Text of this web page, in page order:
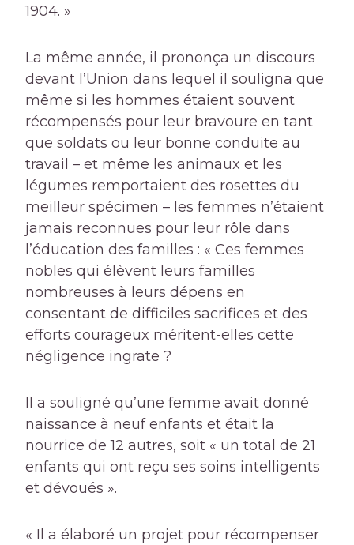
1904. »
La même année, il prononça un discours
devant l’Union dans lequel il souligna que
même si les hommes étaient souvent
récompensés pour leur bravoure en tant
que soldats ou leur bonne conduite au
travail – et même les animaux et les
légumes remportaient des rosettes du
meilleur spécimen – les femmes n’étaient
jamais reconnues pour leur rôle dans
l’éducation des familles : « Ces femmes
nobles qui élèvent leurs familles
nombreuses à leurs dépens en
consentant de difficiles sacrifices et des
efforts courageux méritent-elles cette
négligence ingrate ?
Il a souligné qu’une femme avait donné
naissance à neuf enfants et était la
nourrice de 12 autres, soit « un total de 21
enfants qui ont reçu ses soins intelligents
et dévoués ».
« Il a élaboré un projet pour récompenser